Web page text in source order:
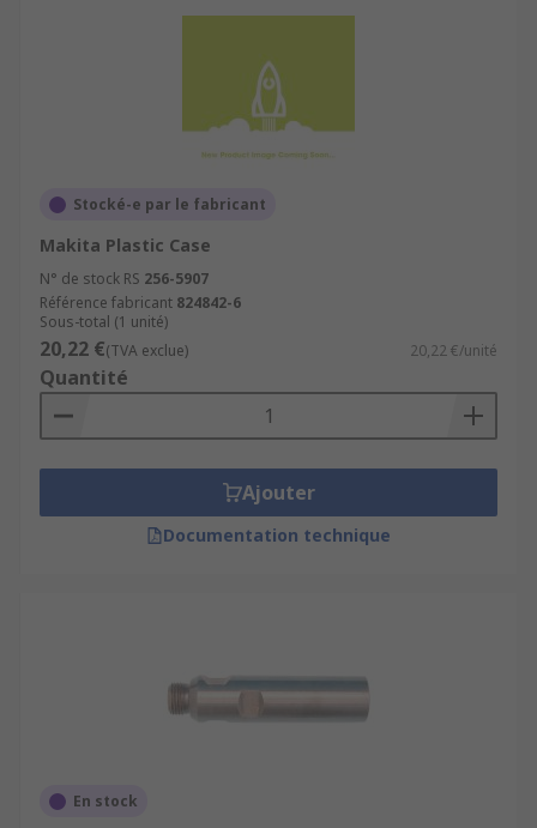
Stocké-e par le fabricant
Makita Plastic Case
N° de stock RS 256-5907
Référence fabricant 824842-6
Sous-total (1 unité)
20,22 €(TVA exclue) 20,22 €/unité
Quantité
Ajouter
Documentation technique
En stock